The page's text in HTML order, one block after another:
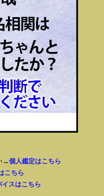
→個人鑑定はこちら
こちら
スはこちら